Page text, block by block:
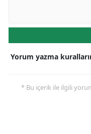
Yorum yazma
* Bu içerik ile ilgili